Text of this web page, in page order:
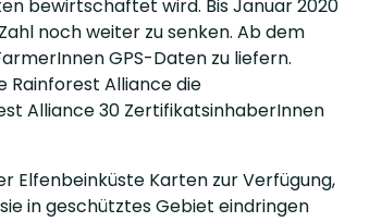
bewirtschaftet wird. Bis Januar 2020
noch weiter zu senken. Ab dem
GPS-Daten zu liefern.
Alliance die
Alliance 30 ZertifikatsinhaberInnen
Elfenbeinküste Karten zur Verfügung,
in geschütztes Gebiet eindringen